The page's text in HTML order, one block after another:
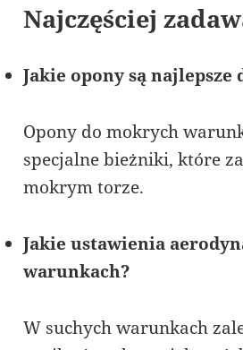
Najczęściej
Jakie opony są
Opony do mokrych
specjalne bieżniki, które
mokrym torze.
Jakie ustawienia
warunkach?
W suchych warunkach